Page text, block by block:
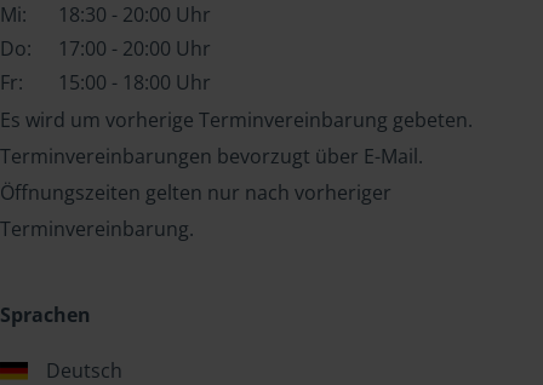
Mi:
18:30 - 20:00 Uhr
Do:
17:00 - 20:00 Uhr
Fr:
15:00 - 18:00 Uhr
Es wird um vorherige Terminvereinbarung gebeten.
Terminvereinbarungen bevorzugt über E-Mail.
Öffnungszeiten gelten nur nach vorheriger
Terminvereinbarung.
Sprachen
Deutsch